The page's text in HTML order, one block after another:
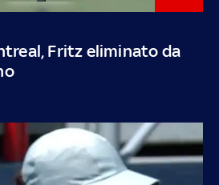
Fritz eliminato da